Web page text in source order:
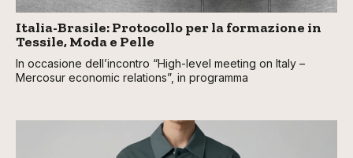
Italia-Brasile: Protocollo per la formazione in
Tessile, Moda e Pelle
In occasione dell’incontro “High-level meeting on Italy –
Mercosur economic relations”, in programma